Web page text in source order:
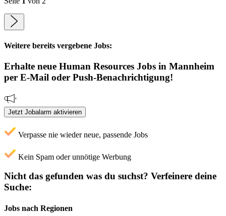
Weitere bereits vergebene Jobs:
Erhalte neue Human Resources Jobs in Mannheim
per E-Mail oder Push-Benachrichtigung!
Jetzt Jobalarm aktivieren
Verpasse nie wieder neue, passende Jobs
Kein Spam oder unnötige Werbung
Nicht das gefunden was du suchst? Verfeinere deine
Suche:
Jobs nach Regionen